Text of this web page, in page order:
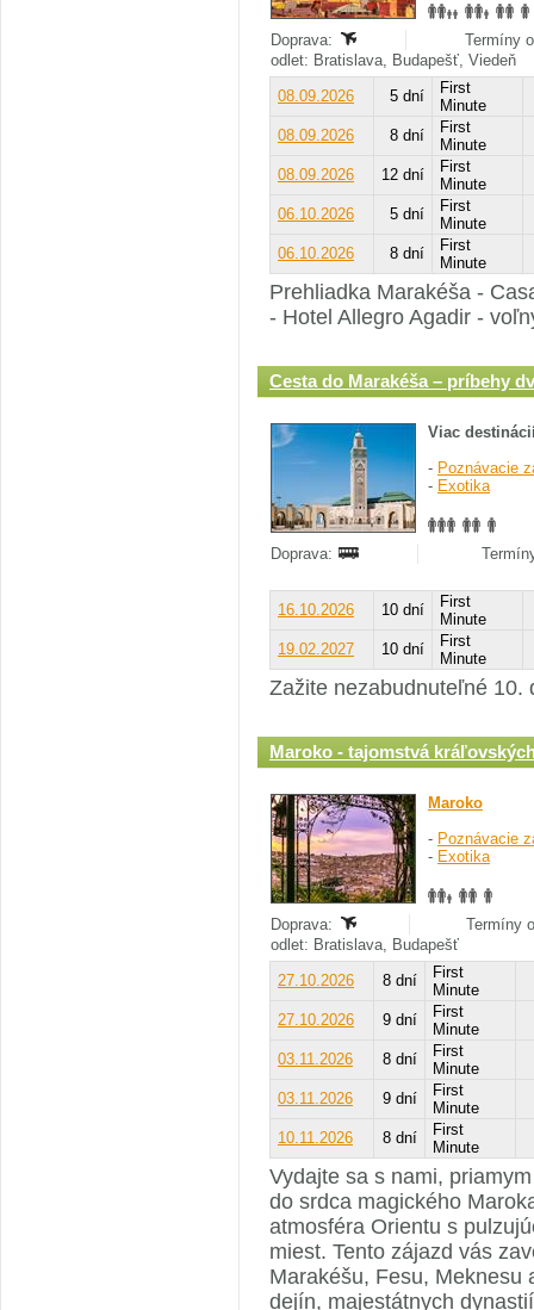
Doprava:
Termíny
odlet: Bratislava, Budapešť, Viedeň
08.09.2026
5 dní
First
Minute
08.09.2026
8 dní
First
Minute
08.09.2026
12 dní
First
Minute
06.10.2026
5 dní
First
Minute
06.10.2026
8 dní
First
Minute
Prehliadka Marakéša -
- Hotel Allegro Agadir -
Cesta do Marakéša – príbehy
Viac
- Poznávacie
- Exotika
Doprava:
16.10.2026 10 dní
First
Minute
19.02.2027
10 dní
First
Minute
Zažite nezabudnuteľné 10.
Maroko - tajomstvá
Maroko
- Poznávacie
- Exotika
Doprava:
Termíny
odlet: Bratislava, Budapešť
27.10.2026
8 dní
First
Minute
27.10.2026
9 dní
First
Minute
03.11.2026
8 dní
First
Minute
03.11.2026
9 dní
First
Minute
10.11.2026
8 dní
First
Minute
Vydajte sa s nami,
do srdca magického
atmosféra Orientu s
miest. Tento zájazd vás
Marakéšu, Fesu, Meknesu
dejín, majestátnych